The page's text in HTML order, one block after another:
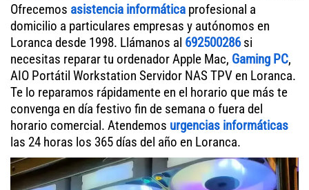
Ofrecemos asistencia informática profesional a
domicilio a particulares empresas y autónomos en
Loranca desde 1998. Llámanos al 692500286si
necesitas reparar tu ordenador Apple Mac, Gaming PC,
AIO Portátil Workstation Servidor NAS TPV en Loranca.
Te lo reparamos rápidamente en el horario que más te
convenga en día festivo fin de semana o fuera del
horario comercial. Atendemos urgencias informáticas
las 24 horas los 365 días del año en Loranca.